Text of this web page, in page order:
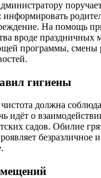
информировать
На помощь
вроде праздничных
программы, смены
гигиены
должна
идёт о
садов. Обилие
безразличное